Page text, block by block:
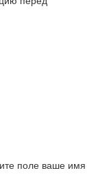
поле ваше имя